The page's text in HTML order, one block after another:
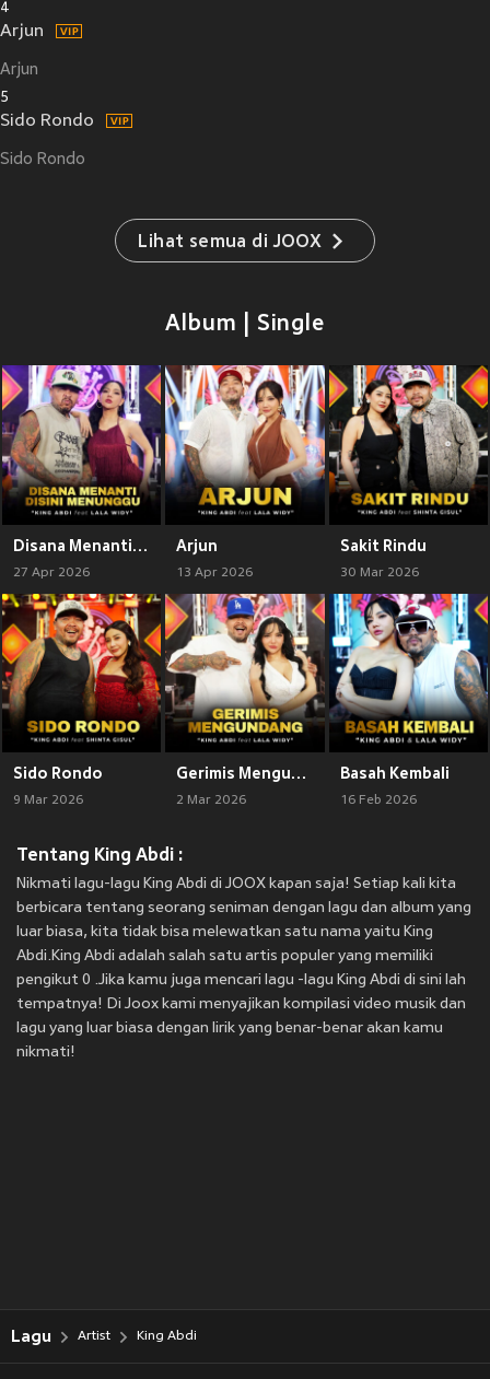
4
Arjun
Arjun
5
Sido Rondo
Sido Rondo
Lihat semua di JOOX
Album | Single
Disana Menanti Disini Menunggu
27 Apr 2026
Arjun
13 Apr 2026
Sakit Rindu
30 Mar 2026
Sido Rondo
9 Mar 2026
Gerimis Mengundang
2 Mar 2026
Basah Kembali
16 Feb 2026
Tentang King Abdi :
Nikmati lagu-lagu King Abdi di JOOX kapan saja! Setiap kali kita
berbicara tentang seorang seniman dengan lagu dan album yang
luar biasa, kita tidak bisa melewatkan satu nama yaitu King
Abdi.King Abdi adalah salah satu artis populer yang memiliki
pengikut 0 .Jika kamu juga mencari lagu -lagu King Abdi di sini lah
tempatnya! Di Joox kami menyajikan kompilasi video musik dan
lagu yang luar biasa dengan lirik yang benar-benar akan kamu
nikmati!
Lagu Artist King Abdi